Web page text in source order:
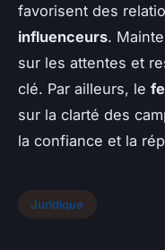
favorisent des
influenceurs.
sur les attentes et
clé. Par ailleurs, le
sur la clarté des
la confiance et la
Juridique